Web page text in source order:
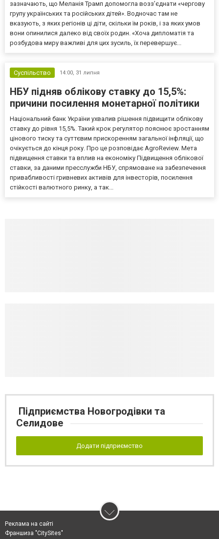
зазначають, що Меланія Трамп допомогла возз’єднати «чергову
групу українських та російських дітей». Водночас там не
вказують, з яких регіонів ці діти, скільки їм років, і за яких умов
вони опинилися далеко від своїх родин. «Хоча дипломатія та
розбудова миру важливі для цих зусиль, їх перевершує...
Суспільство 14:00, 31 липня
НБУ підняв облікову ставку до 15,5%:
причини посилення монетарної політики
Національний банк України ухвалив рішення підвищити облікову
ставку до рівня 15,5%. Такий крок регулятор пояснює зростанням
цінового тиску та суттєвим прискоренням загальної інфляції, що
очікується до кінця року. Про це розповідає AgroReview. Мета
підвищення ставки та вплив на економіку Підвищення облікової
ставки, за даними пресслужби НБУ, спрямоване на забезпечення
привабливості гривневих активів для інвесторів, посилення
стійкості валютного ринку, а так...
Підприємства Новогродівки та
Селидове
Додати підприємство
Реклама на сайті
Франшиза "CitySites"